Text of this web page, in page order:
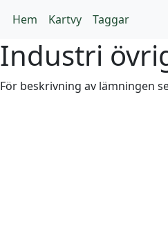
Hem Kartvy Taggar
Industri
För beskrivning av lämningen